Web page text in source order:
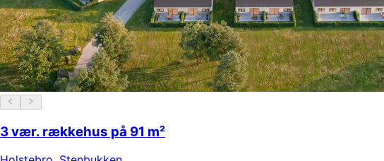
3 vær. rækkehus på 91 m²